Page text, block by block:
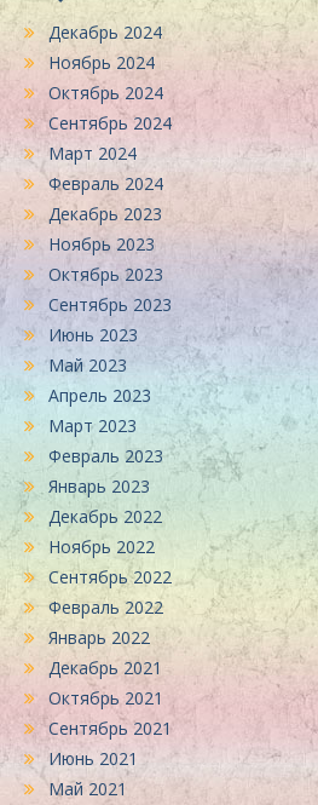
Декабрь 2024
Ноябрь 2024
Октябрь 2024
Сентябрь 2024
Март 2024
Февраль 2024
Декабрь 2023
Ноябрь 2023
Октябрь 2023
Сентябрь 2023
Июнь 2023
Май 2023
Апрель 2023
Март 2023
Февраль 2023
Январь 2023
Декабрь 2022
Ноябрь 2022
Сентябрь 2022
Февраль 2022
Январь 2022
Декабрь 2021
Октябрь 2021
Сентябрь 2021
Июнь 2021
Май 2021